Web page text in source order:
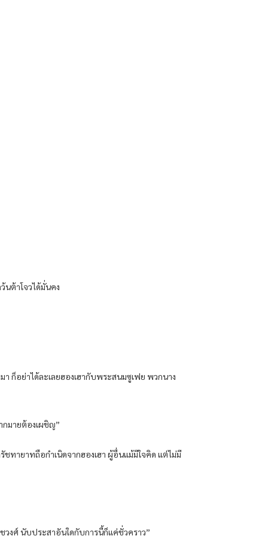
นต้าโจวได้มั่นคง
ก็อย่าได้ละเลยฮองเฮากับพระสนมซูเฟย พวกนาง
กมายต้องเผชิญ”
ชทายาทถือกำเนิดจากฮองเฮา ผู้อื่นแม้มีใจคิด แต่ไม่มี
วงศ์ นับประสาอันใดกับการนี้ก็แค่ชั่วคราว”